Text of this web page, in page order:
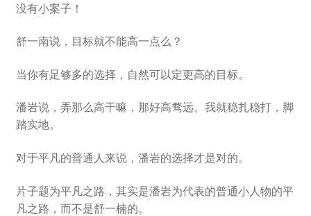
没有小案子！
舒一南说，目标就不能高一点么？
当你有足够多的选择，自然可以定更高的目标。
潘岩说，弄那么高干嘛，那好高骛远。我就稳扎稳打，脚
踏实地。
对于平凡的普通人来说，潘岩的选择才是对的。
片子题为平凡之路，其实是潘岩为代表的普通小人物的平
凡之路，而不是舒一楠的。